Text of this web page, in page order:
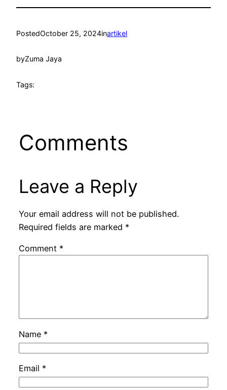
PostedOctober 25, 2024inartikel
byZuma Jaya
Tags:
Comments
Leave a Reply
Your email address will not be published.
Required fields are marked *
Comment *
Name *
Email *